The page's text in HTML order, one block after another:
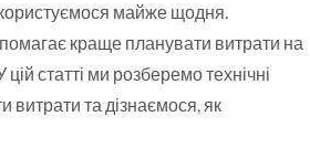
майже щодня.
краще планувати витрати на
статті ми розберемо технічні
витрати та дізнаємося, як